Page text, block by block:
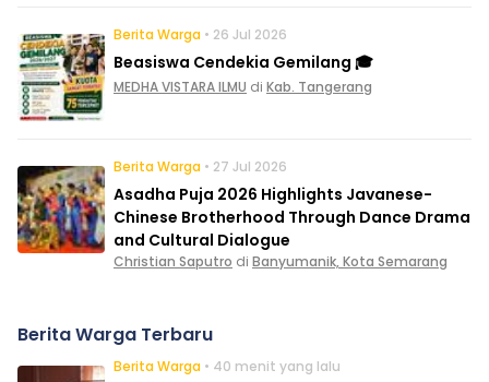
Berita Warga • 26 Jul 2026
Beasiswa Cendekia Gemilang 🎓
MEDHA VISTARA ILMU di Kab. Tangerang
Berita Warga • 27 Jul 2026
Asadha Puja 2026 Highlights Javanese-
Chinese Brotherhood Through Dance Drama
and Cultural Dialogue
Christian Saputro di Banyumanik, Kota Semarang
Berita Warga Terbaru
Berita Warga • 40 menit yang lalu